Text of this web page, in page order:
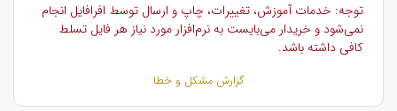
توجه: خدمات آموزش، تغییرات، چاپ و ارسال توسط افرافایل انجام
نمی‌شود و خریدار می‌بایست به نرم‌افزار مورد نیاز هر فایل تسلط
کافی داشته باشد.
گزارش مشکل و خطا